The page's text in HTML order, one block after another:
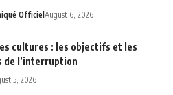
Officiel August 6, 2026
cultures : les objectifs et les
de l’interruption
5, 2026